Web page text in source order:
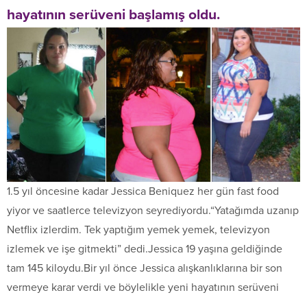
hayatının serüveni başlamış oldu.
1.5 yıl öncesine kadar Jessica Beniquez her gün fast food
yiyor ve saatlerce televizyon seyrediyordu.“Yatağımda uzanıp
Netflix izlerdim. Tek yaptığım yemek yemek, televizyon
izlemek ve işe gitmekti” dedi.Jessica 19 yaşına geldiğinde
tam 145 kiloydu.Bir yıl önce Jessica alışkanlıklarına bir son
vermeye karar verdi ve böylelikle yeni hayatının serüveni